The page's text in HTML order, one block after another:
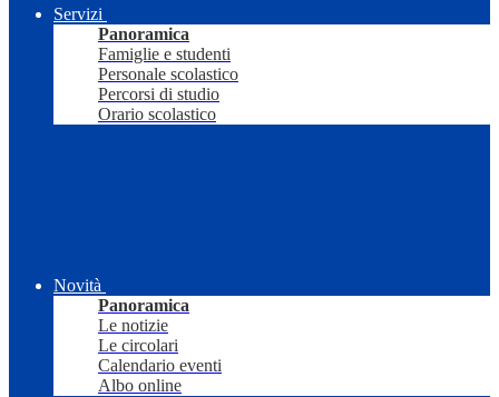
Servizi
Panoramica
Famiglie e studenti
Personale scolastico
Percorsi di studio
Orario scolastico
Novità
Panoramica
Le notizie
Le circolari
Calendario eventi
Albo online